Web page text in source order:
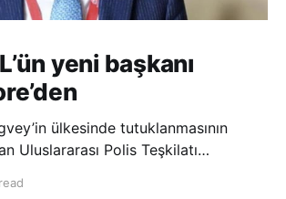
yeni başkanı
ülkesinde tutuklanmasının
Uluslararası Polis Teşkilatı